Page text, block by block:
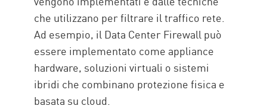
che utilizzano per filtrare il traffico rete.
Ad esempio, il Data Center Firewall può
essere implementato come appliance
hardware, soluzioni virtuali o sistemi
ibridi che combinano protezione fisica e
basata su cloud.